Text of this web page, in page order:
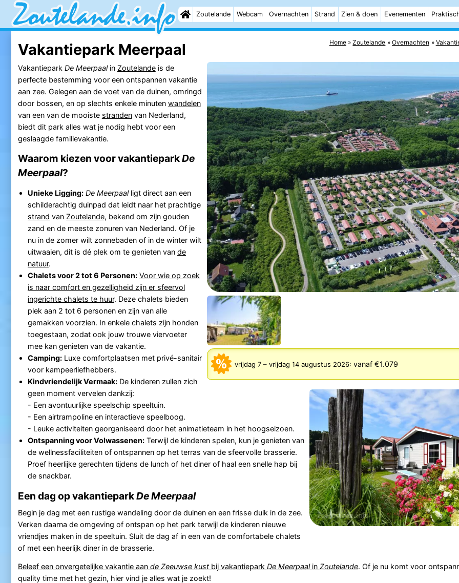
Zoutelande Webcam Overnachten Strand Zien & doen Evenementen
Home Zoutelande Overnachten
Vakantiepark Meerpaal
vrijdag 7– vrijdag 14 augustus 2026: vanaf €1.079
Vakantiepark De Meerpaalin Zoutelandeis de
perfecte bestemming voor een ontspannen vakantie
aan zee. Gelegen aan de voet van de duinen, omringd
door bossen, en op slechts enkele minuten wandelen
van een van de mooiste strandenvan Nederland,
biedt dit park alles wat je nodig hebt voor een
geslaagde familievakantie.
Waarom kiezen voor vakantieparkDe
Meerpaal?
Unieke Ligging: De Meerpaalligt direct aan een
schilderachtig duinpad dat leidt naar het prachtige
strand van Zoutelande, bekend om zijn gouden
zand en de meeste zonuren van Nederland. Of je
nu in de zomer wilt zonnebaden of in de winter wilt
uitwaaien, dit is dé plek om te genieten van de
natuur.
Chalets voor 2 tot 6 Personen: Voor wie op zoek
is naar comfort en gezelligheid zijn er sfeervol
ingerichte chalets te huur. Deze chalets bieden
plek aan 2 tot 6 personen en zijn van alle
gemakken voorzien. In enkele chalets zijn honden
toegestaan, zodat ook jouw trouwe viervoeter
mee kan genieten van de vakantie.
Camping:Luxe comfortplaatsen met privé-sanitair
voor kampeerliefhebbers.
Kindvriendelijk Vermaak:De kinderen zullen zich
geen moment vervelen dankzij:
- Een avontuurlijke speelschip speeltuin.
- Een airtrampoline en interactieve speelboog.
- Leuke activiteiten georganiseerd door het animatieteam in het hoogseizoen.
Ontspanning voor Volwassenen:Terwijl de kinderen spelen, kun je genieten van
de wellnessfaciliteiten of ontspannen op het terras van de sfeervolle brasserie.
Proef heerlijke gerechten tijdens de lunch of het diner of haal een snelle hap bij
de snackbar.
Een dag op vakantieparkDe Meerpaal
Begin je dag met een rustige wandeling door de duinen en een frisse duik in de zee.
Verken daarna de omgeving of ontspan op het park terwijl de kinderen nieuwe
vriendjes maken in de speeltuin. Sluit de dag af in een van de comfortabele chalets
of met een heerlijk diner in de brasserie.
Beleef een onvergetelijke vakantie aan de Zeeuwse kustbij vakantiepark De Meerpaalin Zoutelande. Of je nu komt voor
quality time met het gezin, hier vind je alles wat je zoekt!